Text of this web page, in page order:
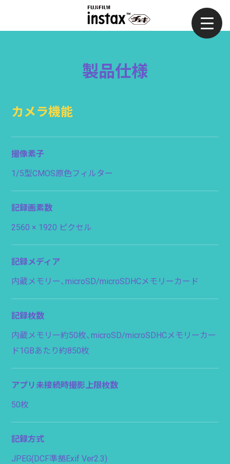
製品仕様
カメラ機能
撮像素子
1/5型CMOS原色フィルター
記録画素数
2560 × 1920 ピクセル
記録メディア
内蔵メモリー、microSD/microSDHCメモリーカード
記録枚数
内蔵メモリー約50枚、microSD/microSDHCメモリーカー
ド1GBあたり約850枚
アプリ未接続時撮影上限枚数
50枚
記録方式
JPEG(DCF準拠Exif Ver2.3)